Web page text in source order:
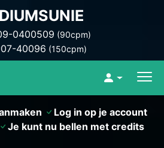
0400509 (90cpm)
40096 (150cpm)
Log in op je account
Je kunt nu bellen met credits